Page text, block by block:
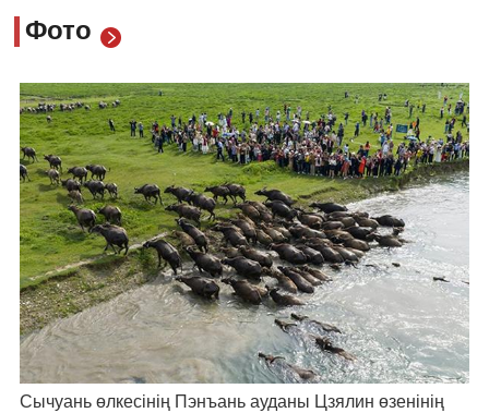
Фото
Сычуань өлкесінің Пэнъань ауданы Цзялин өзенінің